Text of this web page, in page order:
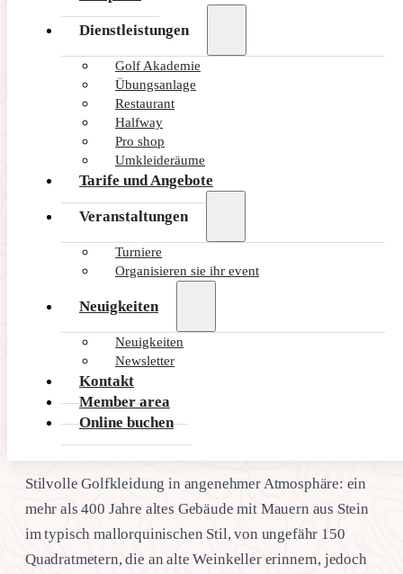
Dienstleistungen
Golf Akademie
Übungsanlage
Restaurant
Halfway
Pro shop
Umkleideräume
Tarife und Angebote
Veranstaltungen
Turniere
Organisieren sie ihr event
Neuigkeiten
Neuigkeiten
Newsletter
Kontakt
Member area
Online buchen
Índice
Stilvolle Golfkleidung in angenehmer Atmosphäre: ein
mehr als 400 Jahre altes Gebäude mit Mauern aus Stein
im typisch mallorquinischen Stil, von ungefähr 150
Quadratmetern, die an alte Weinkeller erinnern, jedoch